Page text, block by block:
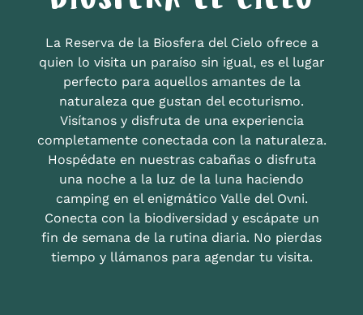
La Reserva de la Biosfera del Cielo ofrece a
quien lo visita un paraíso sin igual, es el lugar
perfecto para aquellos amantes de la
naturaleza que gustan del ecoturismo.
Visítanos y disfruta de una experiencia
completamente conectada con la naturaleza.
Hospédate en nuestras cabañas o disfruta
una noche a la luz de la luna haciendo
camping en el enigmático Valle del Ovni.
Conecta con la biodiversidad y escápate un
fin de semana de la rutina diaria. No pierdas
tiempo y llámanos para agendar tu visita.